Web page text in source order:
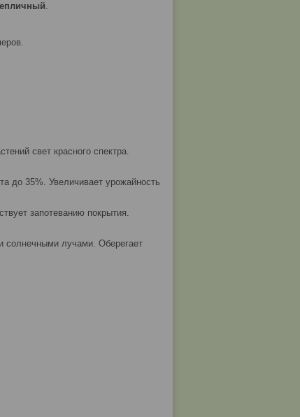
.
свет красного спектра.
до 35%. Увеличивает урожайность
запотеванию покрытия.
солнечными лучами. Оберегает